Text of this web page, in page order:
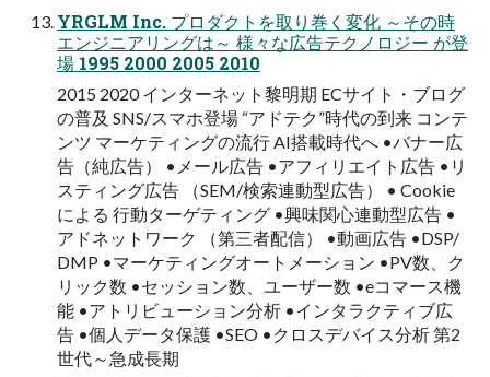
YRGLM Inc. プロダクトを取り巻く変化 ～その時
エンジニアリングは～ 様々な広告テクノロジー が登
場 1995 2000 2005 2010
2015 2020 インターネット黎明期 ECサイト・ブログ
の普及 SNS/スマホ登場 “アドテク”時代の到来 コンテ
ンツ マーケティングの流行 AI搭載時代へ •バナー広
告（純広告） •メール広告 •アフィリエイト広告 •リ
スティング広告 （SEM/検索連動型広告） • Cookie
による 行動ターゲティング •興味関心連動型広告 •
アドネットワーク （第三者配信） •動画広告 •DSP/
DMP •マーケティングオートメーション •PV数、ク
リック数 •セッション数、ユーザー数 •eコマース機
能 •アトリビューション分析 •インタラクティブ広
告 •個人データ保護 •SEO •クロスデバイス分析 第2
世代～急成長期